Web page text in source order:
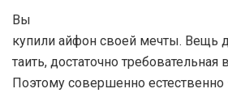
Вы
купили айфон своей мечты. Вещь
таить, достаточно требовательная
Поэтому совершенно естественно